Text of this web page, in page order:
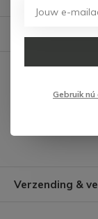
Verstuur
Verzending &
Gebruik